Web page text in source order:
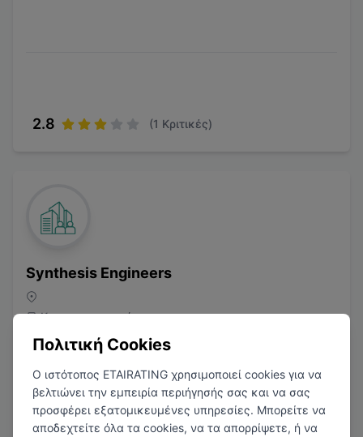
2.8 (1 Κριτικές)
Synthesis Engineers
Κατασκευαστικός
Πολιτική Cookies
Ο ιστότοπος ETAIRATING χρησιμοποιεί cookies για να
βελτιώνει την εμπειρία περιήγησής σας και να σας
προσφέρει εξατομικευμένες υπηρεσίες. Μπορείτε να
αποδεχτείτε όλα τα cookies, να τα απορρίψετε, ή να